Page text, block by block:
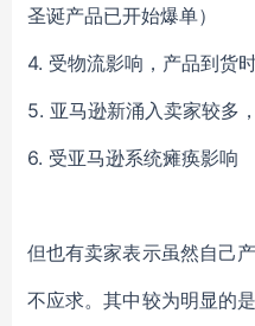
圣诞产品已开始爆单）
4. 受物流影响，产品到货
5. 亚马逊新涌入卖家较多
6. 受亚马逊系统瘫痪影响
但也有卖家表示虽然自己
不应求。其中较为明显的